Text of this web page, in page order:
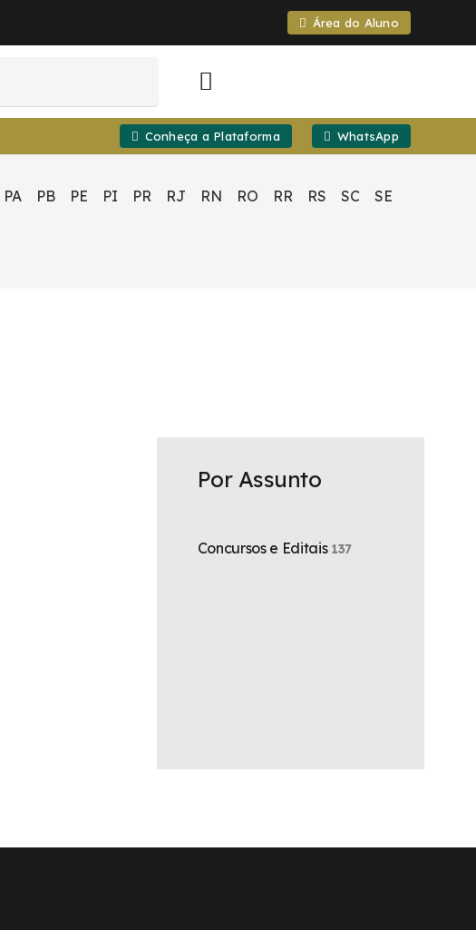
Área do Aluno
Conheça a Plataforma WhatsApp
PA PB PE PI PR RJ RN RO RR RS SC
SE
Por Assunto
Concursos e Editais 137